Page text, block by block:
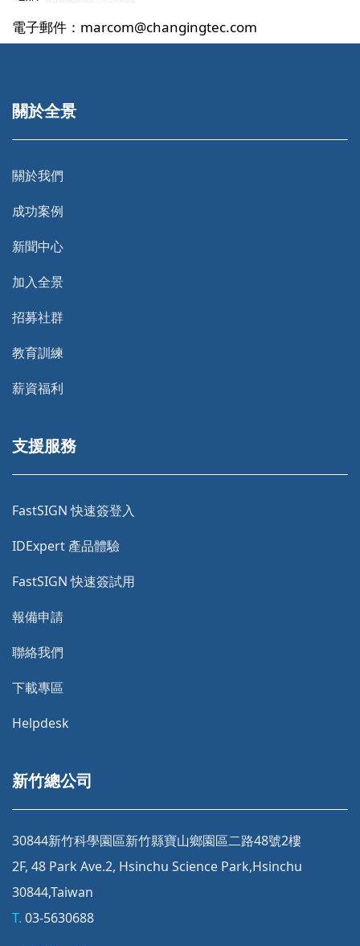
電子郵件：marcom@changingtec.com
關於全景
關於我們
成功案例
新聞中心
加入全景
招募社群
教育訓練
薪資福利
支援服務
FastSIGN 快速簽登入
IDExpert 產品體驗
FastSIGN 快速簽試用
報備申請
聯絡我們
下載專區
Helpdesk
新竹總公司
30844新竹科學園區新竹縣寶山鄉園區二路48號2樓
2F, 48 Park Ave.2, Hsinchu Science Park,Hsinchu
30844,Taiwan
T. 03-5630688